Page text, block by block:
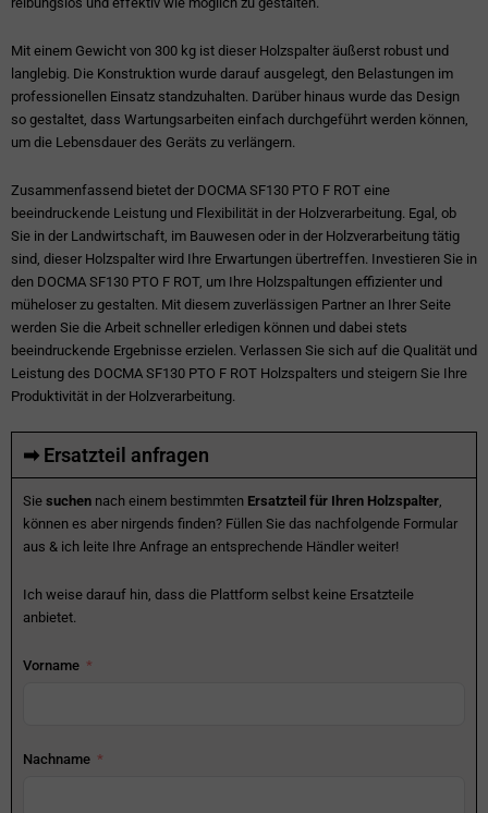
Mit einem Gewicht von 300 kg ist dieser Holzspalter äußerst robust und
langlebig. Die Konstruktion wurde darauf ausgelegt, den Belastungen im
professionellen Einsatz standzuhalten. Darüber hinaus wurde das Design
so gestaltet, dass Wartungsarbeiten einfach durchgeführt werden können,
um die Lebensdauer des Geräts zu verlängern.
Zusammenfassend bietet der DOCMA SF130 PTO F ROT eine
beeindruckende Leistung und Flexibilität in der Holzverarbeitung. Egal, ob
Sie in der Landwirtschaft, im Bauwesen oder in der Holzverarbeitung tätig
sind, dieser Holzspalter wird Ihre Erwartungen übertreffen. Investieren Sie in
den DOCMA SF130 PTO F ROT, um Ihre Holzspaltungen effizienter und
müheloser zu gestalten. Mit diesem zuverlässigen Partner an Ihrer Seite
werden Sie die Arbeit schneller erledigen können und dabei stets
beeindruckende Ergebnisse erzielen. Verlassen Sie sich auf die Qualität und
Leistung des DOCMA SF130 PTO F ROT Holzspalters und steigern Sie Ihre
Produktivität in der Holzverarbeitung.
➡ Ersatzteil anfragen
Sie suchen nach einem bestimmten Ersatzteil für Ihren Holzspalter,
können es aber nirgends finden? Füllen Sie das nachfolgende Formular
aus & ich leite Ihre Anfrage an entsprechende Händler weiter!
Ich weise darauf hin, dass die Plattform selbst keine Ersatzteile
anbietet.
Vorname
Nachname